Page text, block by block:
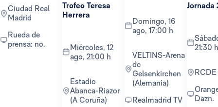
Ciudad Real
Madrid
Rueda de
prensa: no.
Trofeo Teresa
Herrera
miércoles, 12
ago, 21:00 h
Estadio
Abanca-Riazor
(A Coruña)
domingo, 16
ago, 17:00 h
VELTINS-Arena
de
Gelsenkirchen
(Alemania)
Realmadrid TV
Jornada
sábado, 22 ago,
21:30 h
Orange TV y
Dazn.